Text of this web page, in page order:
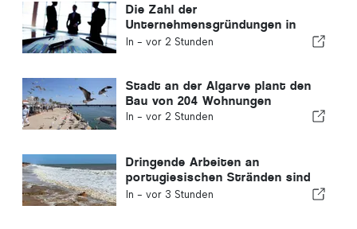
Die Zahl der
Unternehmensgründungen in
Portugal sinkt um 4,2 %
In - vor 2 Stunden
Stadt an der Algarve plant den
Bau von 204 Wohnungen
In - vor 2 Stunden
Dringende Arbeiten an
portugiesischen Stränden sind
abgeschlossen
In - vor 3 Stunden